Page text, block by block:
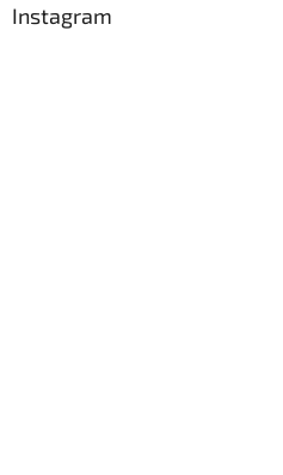
Instagram